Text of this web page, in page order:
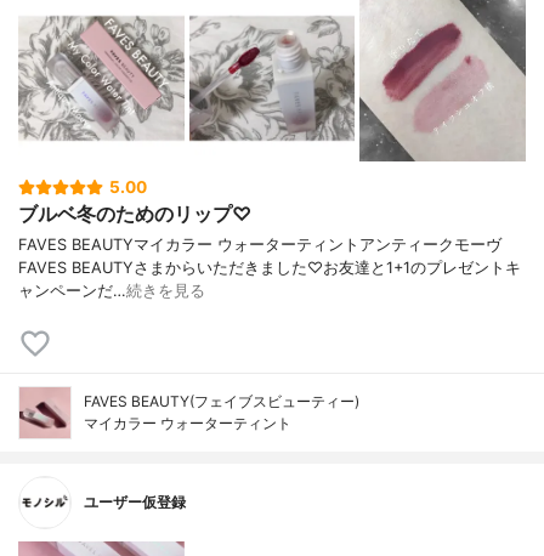
5.00
ブルベ冬のためのリップ♡
FAVES BEAUTYマイカラー ウォーターティントアンティークモーヴ
FAVES BEAUTYさまからいただきました♡お友達と1+1のプレゼントキ
ャンペーンだ…続きを見る
FAVES BEAUTY(フェイブスビューティー)
マイカラー ウォーターティント
ユーザー仮登録